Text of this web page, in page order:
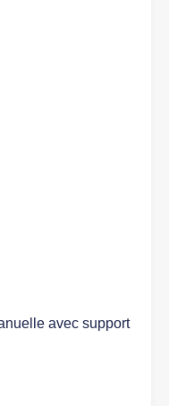
avec support